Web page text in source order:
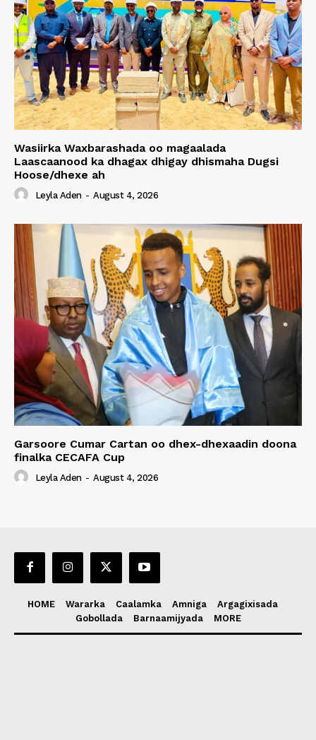
Wasiirka Waxbarashada oo magaalada
Laascaanood ka dhagax dhigay dhismaha Dugsi
Hoose/dhexe ah
Leyla Aden - August 4, 2026
Garsoore Cumar Cartan oo dhex-dhexaadin doona
finalka CECAFA Cup
Leyla Aden - August 4, 2026
HOME Wararka Caalamka Amniga
Argagixisada
Gobollada
Barnaamijyada MORE